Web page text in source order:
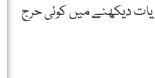
دیکھنے میں کوئی حرج